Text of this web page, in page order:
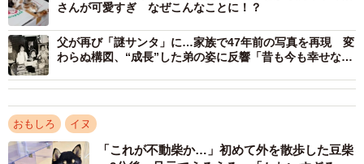
さんが可愛すぎ なぜこんなことに！？
父が再び「謎サンタ」に…家族で47年前の写真を再現 変
わらぬ構図、“成長”した弟の姿に反響「昔も今も幸せな写
おもしろ イヌ
「これが不動柴か…」初めて外を散歩した豆柴